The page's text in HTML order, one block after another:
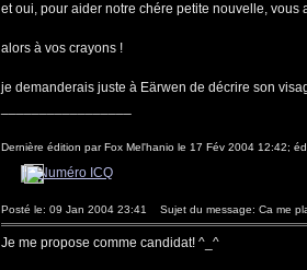
et oui, pour aider notre chére petite nouvelle, vous
alors à vos crayons !
je demanderais juste à Eärwen de décrire son
Dernière édition par Fox Mel'hanio le 17 Fév 2004 12:42;
Posté le: 09 Jan 2004 23:41 Sujet du message: Ca me
Je me propose comme candidat! ^_^